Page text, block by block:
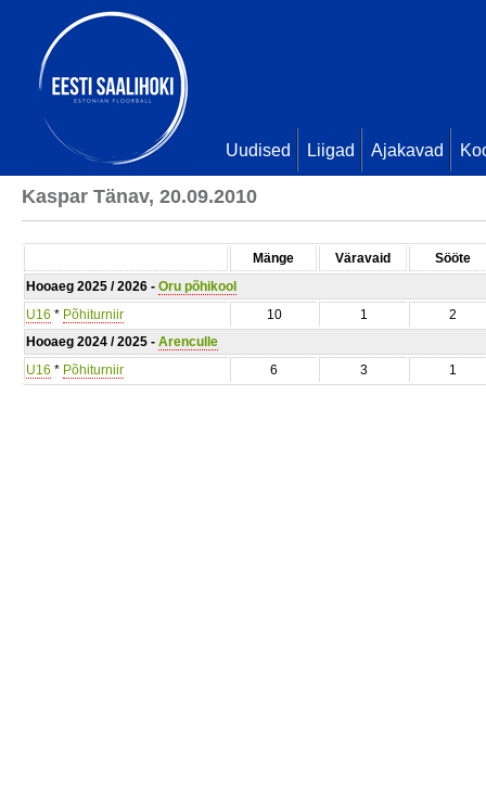
Uudised Liigad Ajakavad
Kaspar Tänav, 20.09.2010
Mänge Väravaid
Sööte
Hooaeg 2025 / 2026 - Oru põhikool
U16 * Põhiturniir 10 1
2
Hooaeg 2024 / 2025 - Arenculle
U16 * Põhiturniir 6 3 1